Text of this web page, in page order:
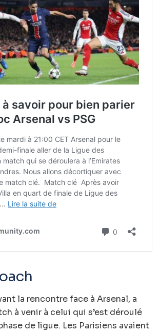
la rencontre face à Arsenal, a
à venir à celui qui s’est déroulé
de ligue. Les Parisiens avaient